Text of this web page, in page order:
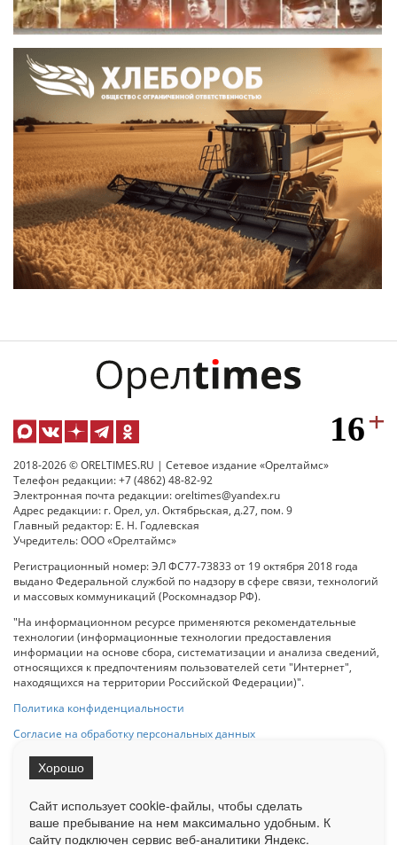
2018-2026 © ORELTIMES.RU | Сетевое издание «Орелтаймс»
Телефон редакции: +7 (4862) 48-82-92
Электронная почта редакции: oreltimes@yandex.ru
Адрес редакции: г. Орел, ул. Октябрьская, д.27, пом. 9
Главный редактор: Е. Н. Годлевская
Учредитель: ООО «Орелтаймс»
Регистрационный номер: ЭЛ ФС77-73833 от 19 октября 2018 года
выдано Федеральной службой по надзору в сфере связи, технологий
и массовых коммуникаций (Роскомнадзор РФ).
"На информационном ресурсе применяются рекомендательные
технологии (информационные технологии предоставления
информации на основе сбора, систематизации и анализа сведений,
относящихся к предпочтениям пользователей сети "Интернет",
находящихся на территории Российской Федерации)".
Политика конфиденциальности
Согласие на обработку персональных данных
на Сетевое издание «ОрелТаймс» обязательна.
Ограниченная статистика посещаемости доступна на сайте
Сайт использует cookie-файлы, чтобы сделать
ваше пребывание на нем максимально удобным. К
cайту подключен сервис веб-аналитики Яндекс.
Хорошо